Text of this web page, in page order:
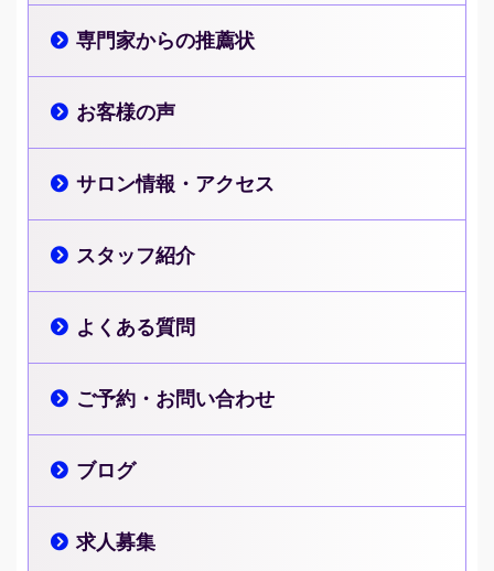
専門家からの推薦状
お客様の声
サロン情報・アクセス
スタッフ紹介
よくある質問
ご予約・お問い合わせ
ブログ
求人募集